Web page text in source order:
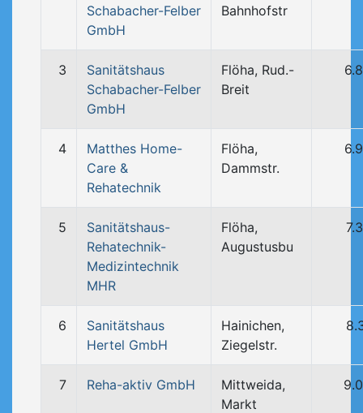
Schabacher-Felber
GmbH
Bahnhofstr
3
Sanitätshaus
Schabacher-Felber
GmbH
Flöha, Rud.-
Breit
4
Matthes Home-
Care &
Rehatechnik
Flöha,
Dammstr.
5
Sanitätshaus-
Rehatechnik-
Medizintechnik
MHR
Flöha,
Augustusbu
6
Sanitätshaus
Hertel GmbH
Hainichen,
Ziegelstr.
7 Reha-aktiv GmbH
Mittweida,
Markt